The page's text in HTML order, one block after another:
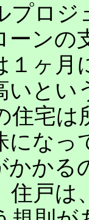
プロ
ーンの
１ヶ月
いと
住宅
にな
かかる
住戸は